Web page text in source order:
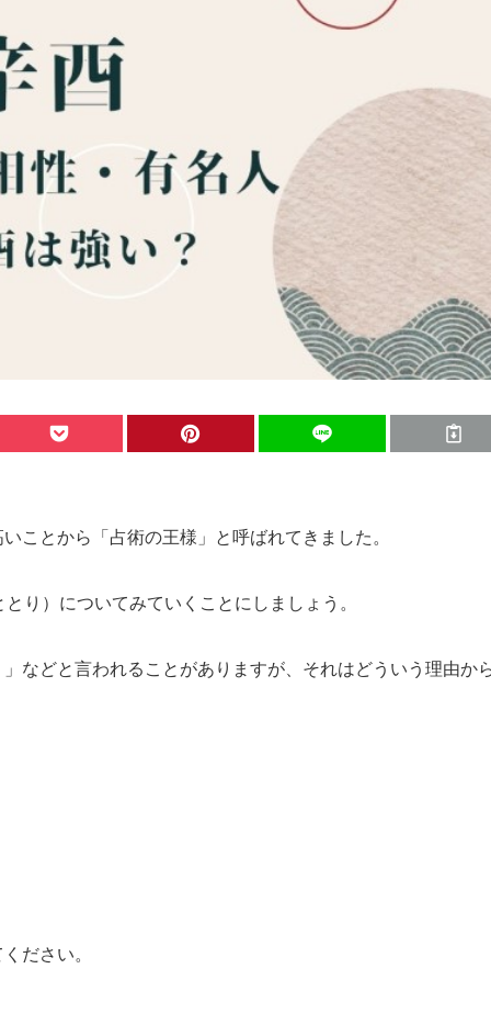
ことから「占術の王様」と呼ばれてきました。
り）についてみていくことにしましょう。
などと言われることがありますが、それはどういう理由か
ださい。